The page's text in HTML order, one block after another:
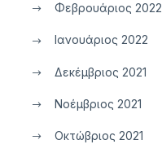
Φεβρουάριος 2022
Ιανουάριος 2022
Δεκέμβριος 2021
Νοέμβριος 2021
Οκτώβριος 2021